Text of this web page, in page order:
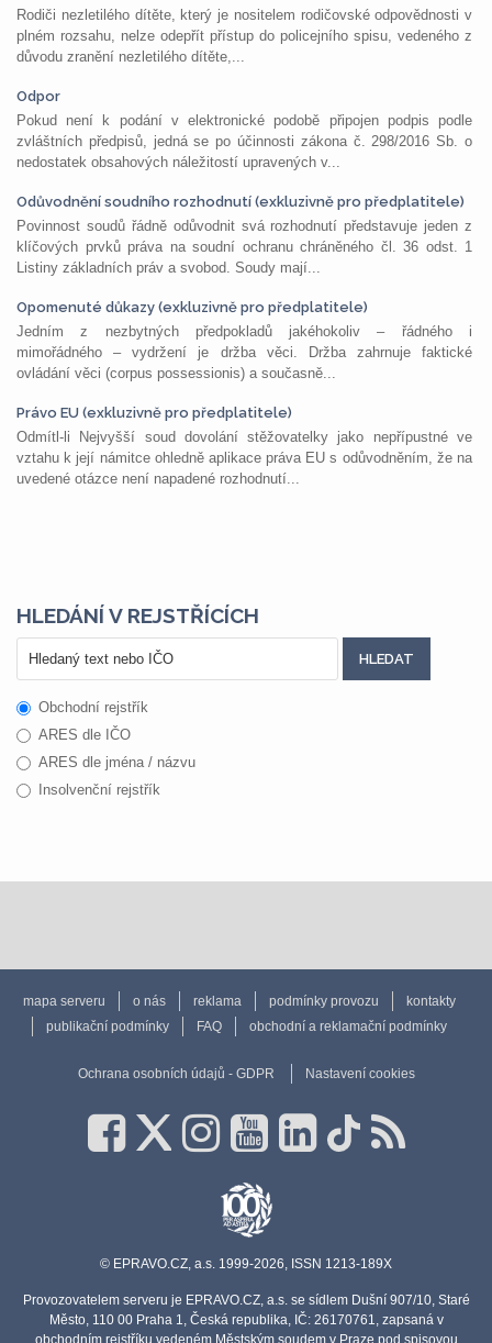
Rodiči nezletilého dítěte, který je nositelem rodičovské odpovědnosti v
plném rozsahu, nelze odepřít přístup do policejního spisu, vedeného z
důvodu zranění nezletilého dítěte,...
Odpor
Pokud není k podání v elektronické podobě připojen podpis podle
zvláštních předpisů, jedná se po účinnosti zákona č. 298/2016 Sb. o
nedostatek obsahových náležitostí upravených v...
Odůvodnění soudního rozhodnutí (exkluzivně pro předplatitele)
Povinnost soudů řádně odůvodnit svá rozhodnutí představuje jeden z
klíčových prvků práva na soudní ochranu chráněného čl. 36 odst. 1
Listiny základních práv a svobod. Soudy mají...
Opomenuté důkazy (exkluzivně pro předplatitele)
Jedním z nezbytných předpokladů jakéhokoliv – řádného i
mimořádného – vydržení je držba věci. Držba zahrnuje faktické
ovládání věci (corpus possessionis) a současně...
Právo EU (exkluzivně pro předplatitele)
Odmítl-li Nejvyšší soud dovolání stěžovatelky jako nepřípustné ve
vztahu k její námitce ohledně aplikace práva EU s odůvodněním, že na
uvedené otázce není napadené rozhodnutí...
HLEDÁNÍ V REJSTŘÍCÍCH
Obchodní rejstřík
ARES dle IČO
ARES dle jména / názvu
Insolvenční rejstřík
mapa serveru o nás reklama podmínky provozu
kontakty
publikační podmínky
FAQ obchodní a reklamační podmínky
Ochrana osobních údajů - GDPR Nastavení cookies
© EPRAVO.CZ, a.s. 1999-2026, ISSN 1213-189X
Provozovatelem serveru je EPRAVO.CZ, a.s. se sídlem Dušní 907/10, Staré
Město, 110 00 Praha 1, Česká republika, IČ: 26170761, zapsaná v
obchodním rejstříku vedeném Městským soudem v Praze pod spisovou